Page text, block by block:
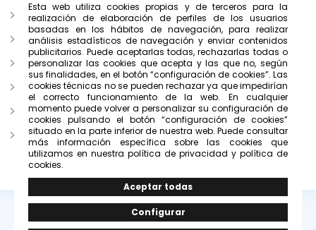
Aviso legal
Política de Privacidad
Política de consentimiento previo, expreso e informado
Condiciones de uso del portal
Política de cookies
Configurar cookies
© Copyright 2026 -Grupo Solivesa
Esta web utiliza cookies propias y de terceros para la
realización de elaboración de perfiles de los usuarios
basadas en los hábitos de navegación, para realizar
análisis estadísticos de navegación y enviar contenidos
publicitarios. Puede aceptarlas todas, rechazarlas todas o
personalizar las cookies que acepta y las que no, según
sus finalidades, en el botón “configuración de cookies”. Las
cookies técnicas no se pueden rechazar ya que impedirían
el correcto funcionamiento de la web. En cualquier
momento puede volver a personalizar su configuración de
cookies pulsando el botón “configuración de cookies”
situado en la parte inferior de nuestra web. Puede consultar
más información específica sobre las cookies que
utilizamos en nuestra política de privacidad y política de
cookies.